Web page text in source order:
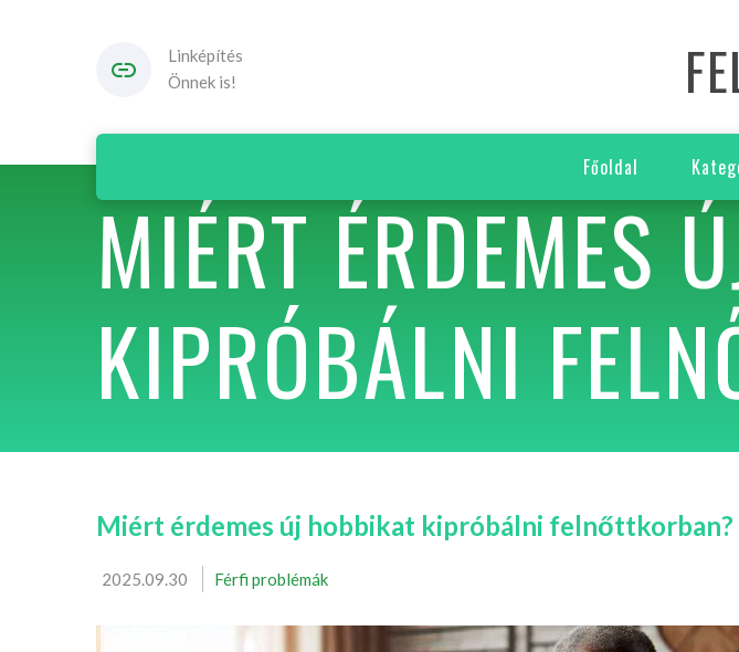
Linképítés
Önnek is!
Főoldal
MIÉRT ÉRDEMES
KIPRÓBÁLNI
Miért érdemes új hobbikat kipróbálni felnőttkorban?
2025.09.30 Férfi problémák